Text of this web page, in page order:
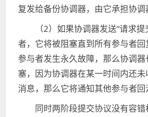
复发给备份协调器，由它承担协调
（2）如果协调器发送“请求提
者，它将被阻塞直到所有参与者
参与者发生永久故障，那么协调器
塞，因为协调器在某一时间内还
消息，那么它将通知其他参与者回
同时两阶段提交协议没有容错